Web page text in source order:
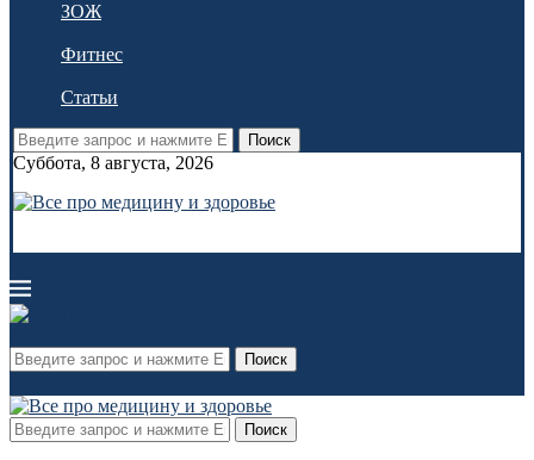
ЗОЖ
Фитнес
Статьи
Поиск
Суббота, 8 августа, 2026
Поиск
Поиск